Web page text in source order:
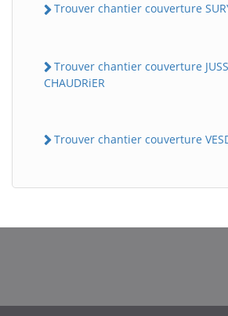
Trouver chantier couverture
Trouver chantier couverture
CHAUDRiER
Trouver chantier couverture
BatiWebPro